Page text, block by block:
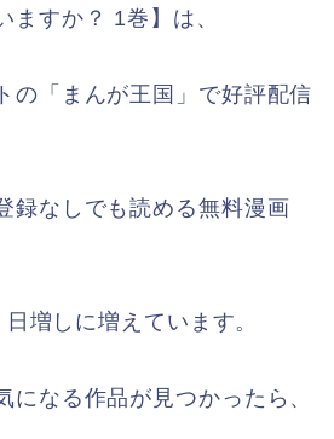
ますか？ 1巻】は、
の「まんが王国」で好評配信
録なしでも読める無料漫画
増しに増えています。
になる作品が見つかったら、